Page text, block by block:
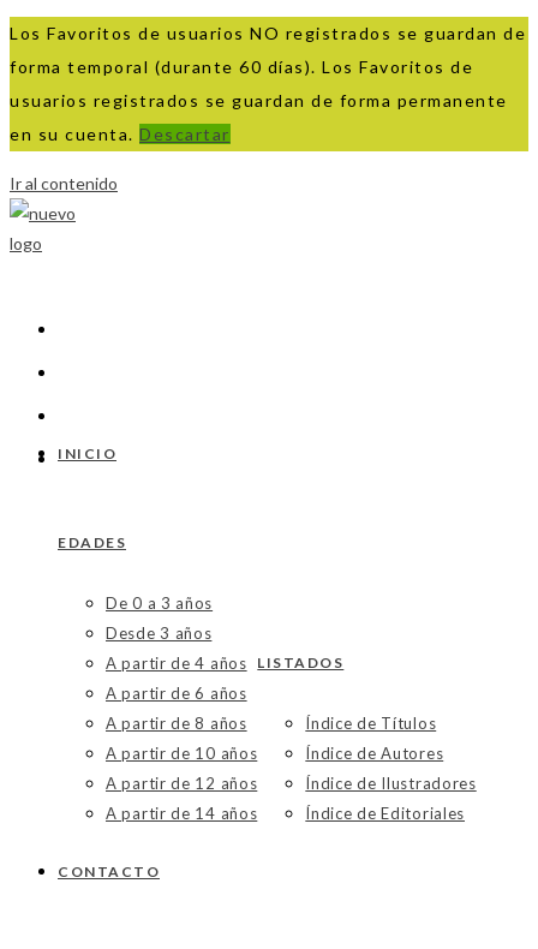
Los Favoritos de usuarios NO registrados se guardan de
forma temporal (durante 60 días). Los Favoritos de
usuarios registrados se guardan de forma permanente
en su cuenta. Descartar
Ir al contenido
INICIO
EDADES
De 0 a 3 años
Desde 3 años
A partir de 4 años
A partir de 6 años
A partir de 8 años
A partir de 10 años
A partir de 12 años
A partir de 14 años
LISTADOS
Índice de Títulos
Índice de Autores
Índice de Ilustradores
Índice de Editoriales
CONTACTO